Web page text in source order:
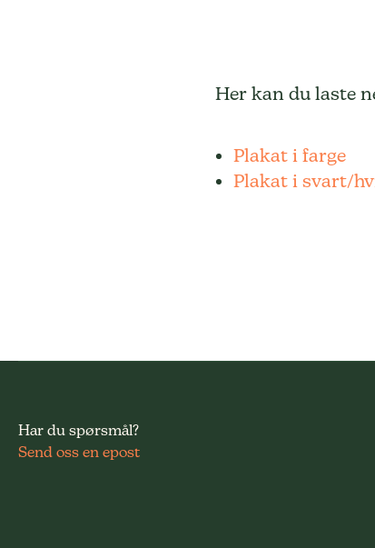
Her kan du laste
Plakat i farge
Plakat i svart/
Har du spørsmål?
Send oss en epost